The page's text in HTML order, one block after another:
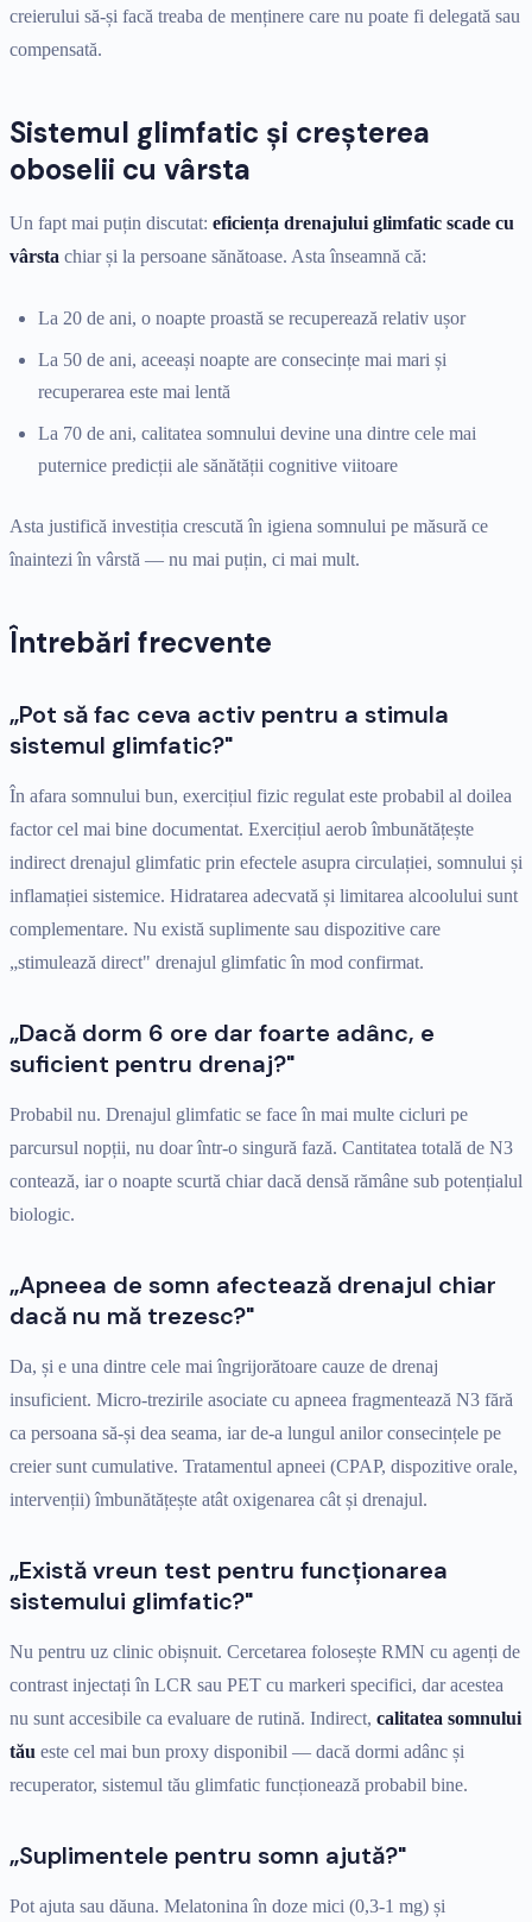
creierului să-și facă treaba de menținere care nu poate fi delegată sau
compensată.
Sistemul glimfatic și creșterea
oboselii cu vârsta
Un fapt mai puțin discutat: eficiența drenajului glimfatic scade cu
vârsta chiar și la persoane sănătoase. Asta înseamnă că:
La 20 de ani, o noapte proastă se recuperează relativ ușor
La 50 de ani, aceeași noapte are consecințe mai mari și
recuperarea este mai lentă
La 70 de ani, calitatea somnului devine una dintre cele mai
puternice predicții ale sănătății cognitive viitoare
Asta justifică investiția crescută în igiena somnului pe măsură ce
înaintezi în vârstă — nu mai puțin, ci mai mult.
Întrebări frecvente
„Pot să fac ceva activ pentru a stimula
sistemul glimfatic?"
În afara somnului bun, exercițiul fizic regulat este probabil al doilea
factor cel mai bine documentat. Exercițiul aerob îmbunătățește
indirect drenajul glimfatic prin efectele asupra circulației, somnului și
inflamației sistemice. Hidratarea adecvată și limitarea alcoolului sunt
complementare. Nu există suplimente sau dispozitive care
„stimulează direct" drenajul glimfatic în mod confirmat.
„Dacă dorm 6 ore dar foarte adânc, e
suficient pentru drenaj?"
Probabil nu. Drenajul glimfatic se face în mai multe cicluri pe
parcursul nopții, nu doar într-o singură fază. Cantitatea totală de N3
contează, iar o noapte scurtă chiar dacă densă rămâne sub potențialul
biologic.
„Apneea de somn afectează drenajul chiar
dacă nu mă trezesc?"
Da, și e una dintre cele mai îngrijorătoare cauze de drenaj
insuficient. Micro-trezirile asociate cu apneea fragmentează N3 fără
ca persoana să-și dea seama, iar de-a lungul anilor consecințele pe
creier sunt cumulative. Tratamentul apneei (CPAP, dispozitive orale,
intervenții) îmbunătățește atât oxigenarea cât și drenajul.
„Există vreun test pentru funcționarea
sistemului glimfatic?"
Nu pentru uz clinic obișnuit. Cercetarea folosește RMN cu agenți de
contrast injectați în LCR sau PET cu markeri specifici, dar acestea
nu sunt accesibile ca evaluare de rutină. Indirect, calitatea somnului
tău este cel mai bun proxy disponibil — dacă dormi adânc și
recuperator, sistemul tău glimfatic funcționează probabil bine.
„Suplimentele pentru somn ajută?"
Pot ajuta sau dăuna. Melatonina în doze mici (0,3-1 mg) și